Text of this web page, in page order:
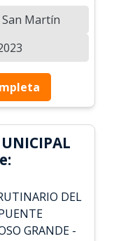
San Martín
DEL
GRANDE -